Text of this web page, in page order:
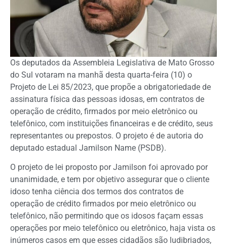
Os deputados da Assembleia Legislativa de Mato Grosso
do Sul votaram na manhã desta quarta-feira (10) o
Projeto de Lei 85/2023, que propõe a obrigatoriedade de
assinatura física das pessoas idosas, em contratos de
operação de crédito, firmados por meio eletrônico ou
telefônico, com instituições financeiras e de crédito, seus
representantes ou prepostos. O projeto é de autoria do
deputado estadual Jamilson Name (PSDB).
O projeto de lei proposto por Jamilson foi aprovado por
unanimidade, e tem por objetivo assegurar que o cliente
idoso tenha ciência dos termos dos contratos de
operação de crédito firmados por meio eletrônico ou
telefônico, não permitindo que os idosos façam essas
operações por meio telefônico ou eletrônico, haja vista os
inúmeros casos em que esses cidadãos são ludibriados,